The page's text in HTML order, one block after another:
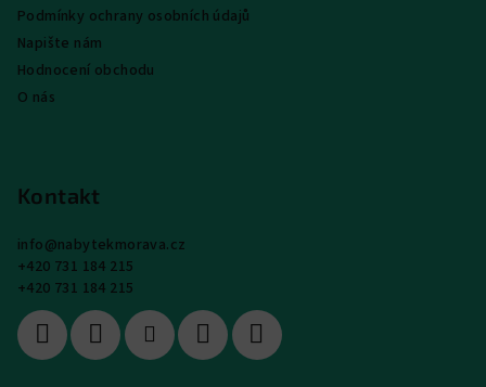
Podmínky ochrany osobních údajů
Napište nám
Hodnocení obchodu
O nás
Kontakt
info@nabytekmorava.cz
+420 731 184 215
+420 731 184 215